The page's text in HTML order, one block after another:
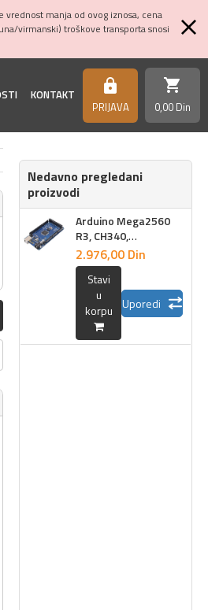
vrednost manja od ovog iznosa, cena
virmanski) troškove transporta snosi
KONTAKT https
PRIJAVA
shopping_cart
0,00 Din
Nedavno pregledani
proizvodi
Arduino Mega2560
R3, CH340,
compatible
2.976,00 Din
Stavi
u
korpu
Uporedi